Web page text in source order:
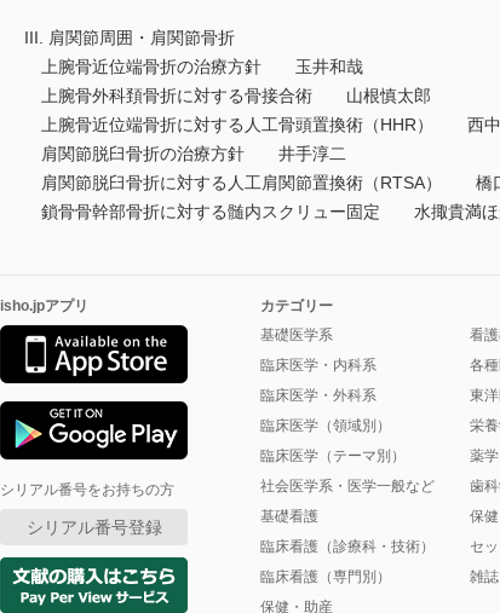
III. 肩関節周囲・肩関節骨折
上腕骨近位端骨折の治療方針 玉井和哉
上腕骨外科頚骨折に対する骨接合術 山根慎太郎
上腕骨近位端骨折に対する人工骨頭置換術（HHR） 西
肩関節脱臼骨折の治療方針 井手淳二
肩関節脱臼骨折に対する人工肩関節置換術（RTSA）
鎖骨骨幹部骨折に対する髄内スクリュー固定 水掫貴満
isho.jpアプリ
シリアル番号をお持ちの方
シリアル番号登録
カテゴリー
基礎医学系
臨床医学・内科系
臨床医学・外科系
臨床医学（領域別）
臨床医学（テーマ別）
社会医学系・医学一般など
基礎看護
臨床看護（診療科・技術）
臨床看護（専門別）
保健・助産
看
各
東
栄
薬学
歯
保
セ
雑誌